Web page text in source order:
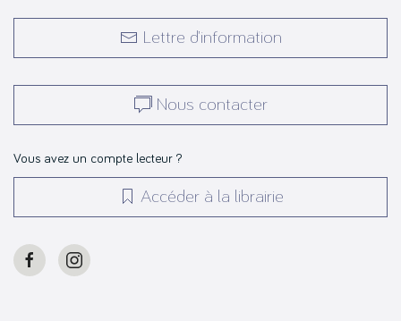
Lettre d’information
Nous contacter
Vous avez un compte lecteur ?
Accéder à la librairie